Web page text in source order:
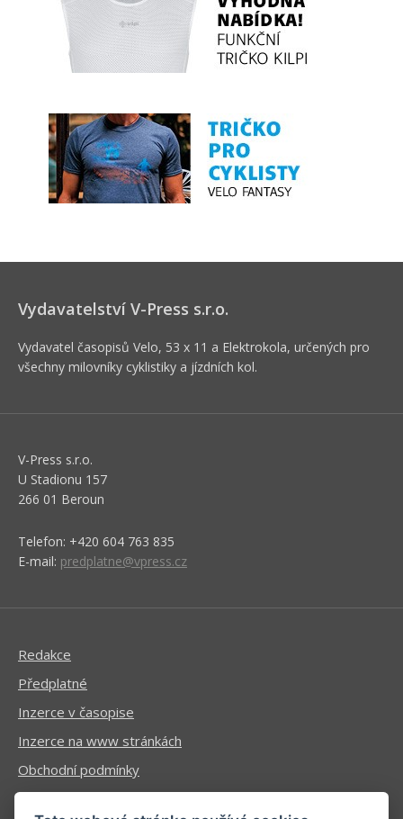
Vydavatelství V-Press s.r.o.
Vydavatel časopisů Velo, 53 x 11 a Elektrokola, určených pro
všechny milovníky cyklistiky a jízdních kol.
V-Press s.r.o.
U Stadionu 157
266 01 Beroun
Telefon: +420 604 763 835
E-mail: predplatne@vpress.cz
Redakce
Předplatné
Inzerce v časopise
Inzerce na www stránkách
Obchodní podmínky
Ochrana osobních údajů